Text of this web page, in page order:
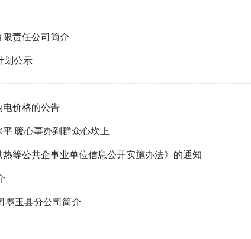
限责任公司简介
划公示
电价格的公告
暖心事办到群众心坎上
等公共企事业单位信息公开实施办法》的通知
墨玉县分公司简介